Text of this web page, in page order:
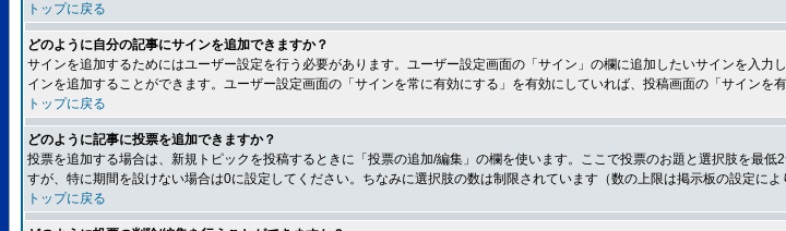
トップに戻る
どのように自分の記事にサインを追加できますか？
サインを追加するためにはユーザー設定を行う必要があります。ユーザー設定画面の「サイン」の欄に追加したいサインを入
インを追加することができます。ユーザー設定画面の「サインを常に有効にする」を有効にしていれば、投稿画面の「サイン
トップに戻る
どのように記事に投票を追加できますか？
投票を追加する場合は、新規トピックを投稿するときに「投票の追加/編集」の欄を使います。ここで投票のお題と選択肢を最
すが、特に期間を設けない場合は0に設定してください。ちなみに選択肢の数は制限されています（数の上限は掲示板の設定によ
トップに戻る